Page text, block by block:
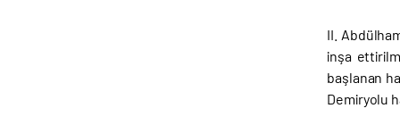
II.
inşa
başlanan
Demiryolu